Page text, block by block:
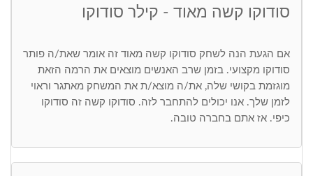
סודוקו קשה מאוד - קילר סודוקו
אם הגעת הנה לשחק סודוקו קשה מאוד זה אומר שאת/ה פותר
סודוקו מקצועי. בזמן שרב האנשים מוצאים את הרמה הזאת
מוגזמת בקושי שלה, את/ה מוצא/ת את המשחק מאתגר וראוי
לזמן שלך. אנו יכולים להתחבר לזה. סודוקו קשה זה סודוקו
כיפי. אז אתם בחברה טובה.